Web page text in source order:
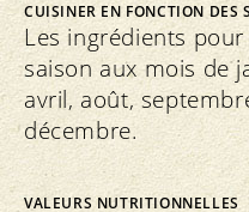
CUISINER EN FONCTION DES
Les ingrédients
saison aux mois de
avril, août,
décembre.
VALEURS NUTRITIONNELLES